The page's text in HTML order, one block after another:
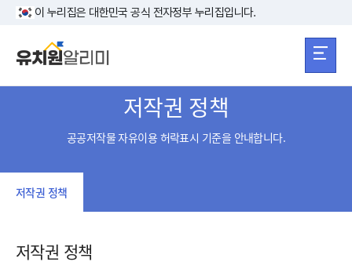
본문 바로가기
이 누리집은 대한민국 공식 전자정부 누리집입니다.
저작권 정책
공공저작물 자유이용 허락표시 기준을 안내합니다.
저작권 정책
저작권 정책